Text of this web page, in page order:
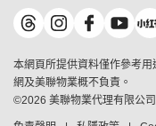
轉按計算機
繳款方式
屋苑成交排行榜
地區百科
美聯精英會
美善會
地產代理管理協會
美聯物業
鋑聯控股*
美聯工商舖*
美聯中國
美聯澳門
本網頁所提供資料僅作參考
網及美聯物業概不負責。
©2026 美聯物業代理有限公